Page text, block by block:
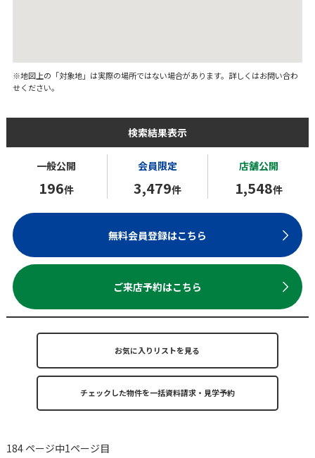
※地図上の「対象地」は実際の場所ではない場合があります。詳しくはお問い合わ
せください。
検索結果表示
一般公開
196件
会員限定
3,479件
店舗公開
1,548件
無料会員登録はこちら
ご来店予約はこちら
お気に入りリストを見る
184 ページ中1ページ目